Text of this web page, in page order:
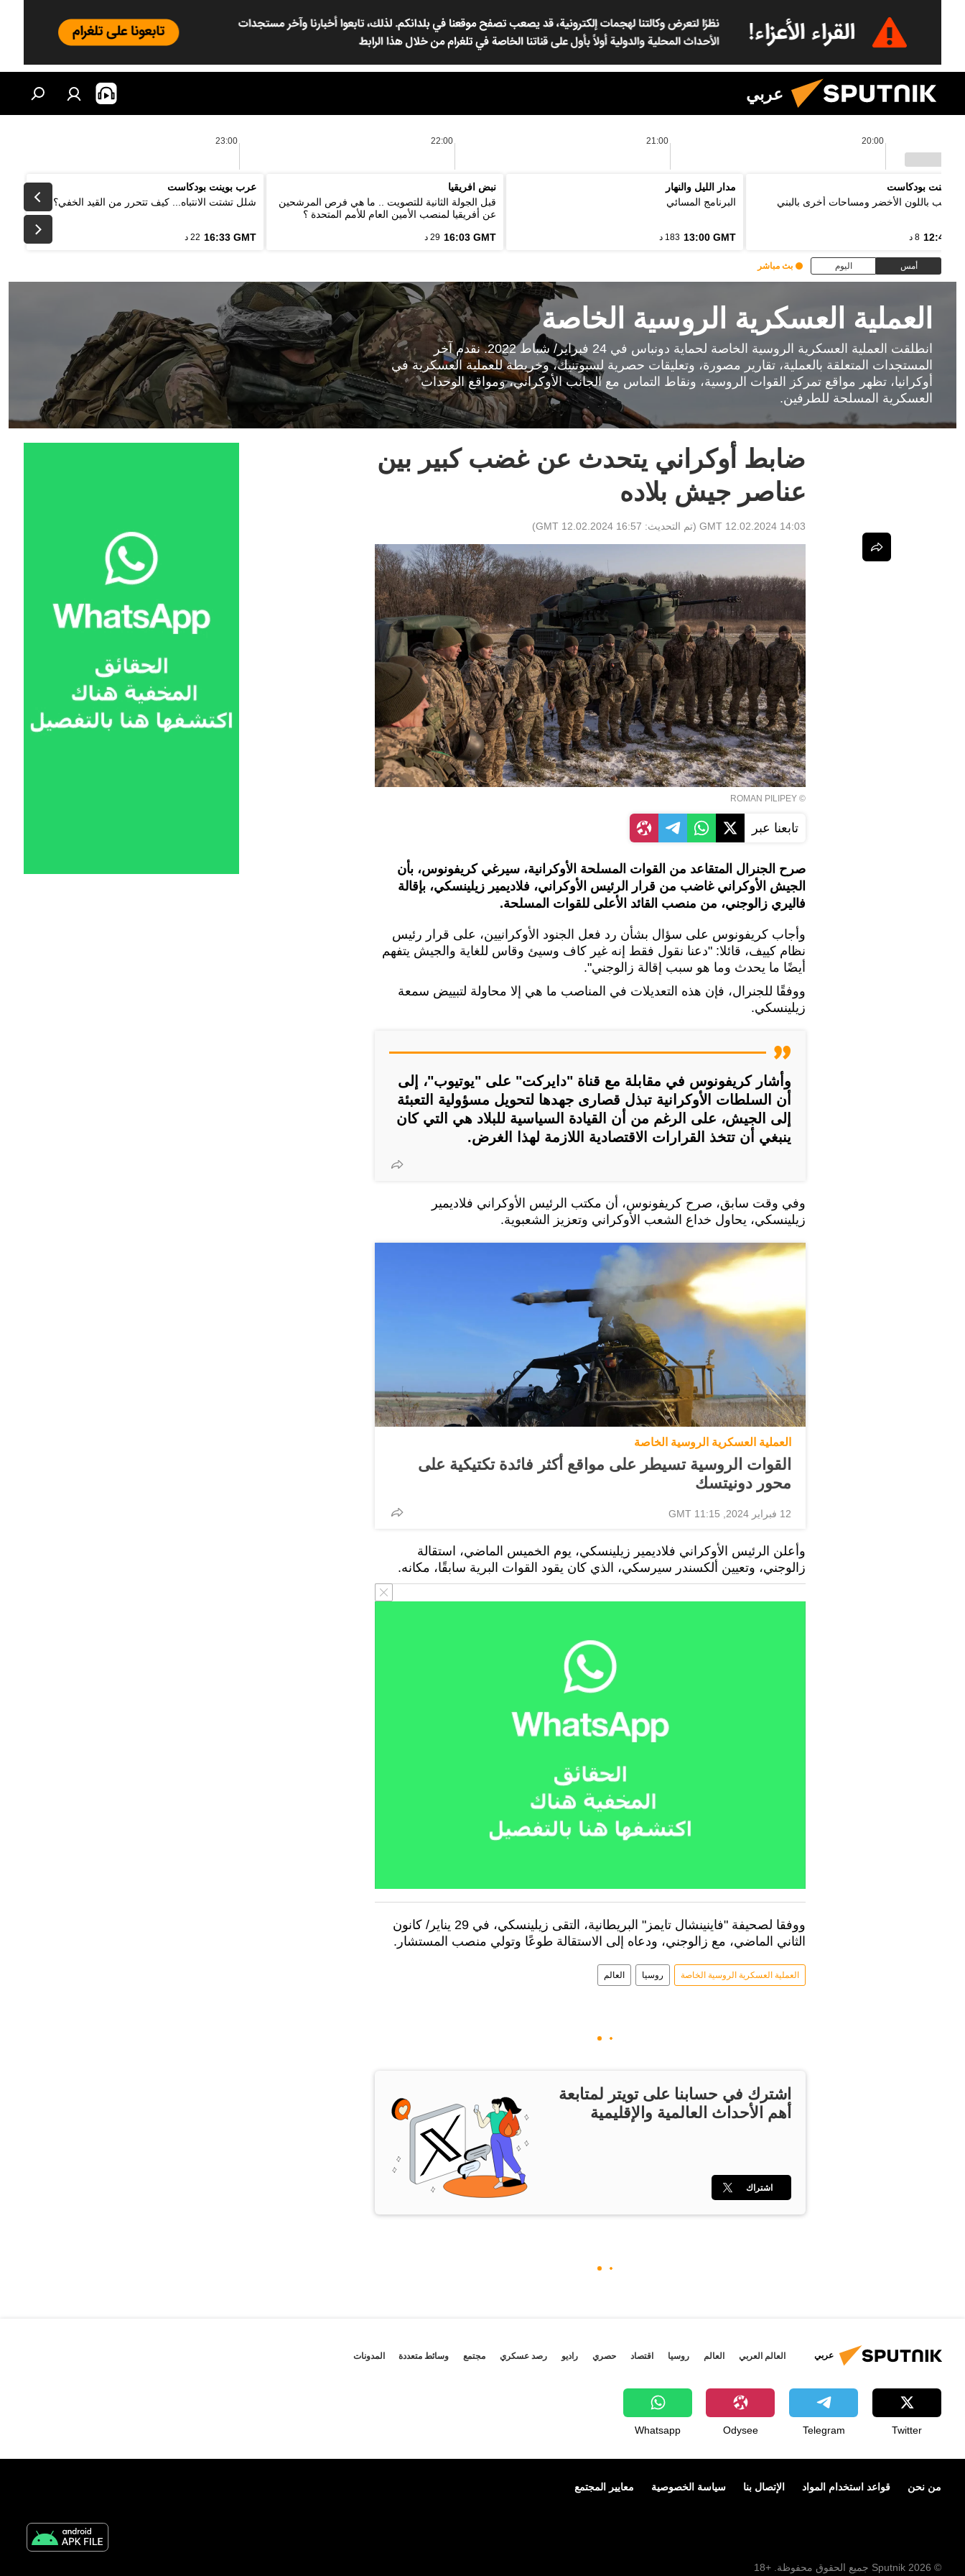
عربي
20:00
21:00
22:00
23:00
بوينت بودكاست
الألب باللون الأخضر ومساحات أخرى بالبني
12:48 8 د
مدار الليل والنهار
البرنامج المسائي
13:00 GMT 183 د
نبض افريقيا
قبل الجولة الثانية للتصويت .. ما هي فرص المرشحين
عن أفريقيا لمنصب الأمين العام للأمم المتحدة ؟
16:03 GMT 29 د
عرب بوينت بودكاست
شلل تشتت الانتباه... كيف تتحرر من القيد الخفي؟
16:33 GMT 22 د
أمس اليوم بث مباشر
العملية العسكرية الروسية الخاصة
انطلقت العملية العسكرية الروسية الخاصة لحماية دونباس في 24 فبراير/ شباط 2022. نقدم آخر
المستجدات المتعلقة بالعملية، تقارير مصورة، وتعليقات حصرية لسبوتنيك، وخريطة للعملية العسكرية في
أوكرانيا، تظهر مواقع تمركز القوات الروسية، ونقاط التماس مع الجانب الأوكراني، ومواقع الوحدات
العسكرية المسلحة للطرفين.
ضابط أوكراني يتحدث عن غضب كبير بين
عناصر جيش بلاده
14:03 GMT 12.02.2024 (تم التحديث: 16:57 GMT 12.02.2024
)
© ROMAN PILIPEY
تابعنا عبر
صرح الجنرال المتقاعد من القوات المسلحة الأوكرانية، سيرغي كريفونوس، بأن
الجيش الأوكراني غاضب من قرار الرئيس الأوكراني، فلاديمير زيلينسكي، بإقالة
فاليري زالوجني، من منصب القائد الأعلى للقوات المسلحة.
وأجاب كريفونوس على سؤال بشأن رد فعل الجنود الأوكرانيين، على قرار رئيس
نظام كييف، قائلا: "دعنا نقول فقط إنه غير كاف وسيئ وقاس للغاية والجيش يتفهم
أيضًا ما يحدث وما هو سبب إقالة زالوجني".
ووفقًا للجنرال، فإن هذه التعديلات في المناصب ما هي إلا محاولة لتبييض سمعة
زيلينسكي.
وأشار كريفونوس في مقابلة مع قناة "دايركت" على "يوتيوب"، إلى
أن السلطات الأوكرانية تبذل قصارى جهدها لتحويل مسؤولية التعبئة
إلى الجيش، على الرغم من أن القيادة السياسية للبلاد هي التي كان
ينبغي أن تتخذ القرارات الاقتصادية اللازمة لهذا الغرض.
وفي وقت سابق، صرح كريفونوس، أن مكتب الرئيس الأوكراني فلاديمير
زيلينسكي، يحاول خداع الشعب الأوكراني وتعزيز الشعبوية.
العملية العسكرية الروسية الخاصة
القوات الروسية تسيطر على مواقع أكثر فائدة تكتيكية على
محور دونيتسك
12 فبراير 2024, 11:15 GMT
وأعلن الرئيس الأوكراني فلاديمير زيلينسكي، يوم الخميس الماضي، استقالة
زالوجني، وتعيين ألكسندر سيرسكي، الذي كان يقود القوات البرية سابقًا، مكانه.
ووفقا لصحيفة "فاينينشال تايمز" البريطانية، التقى زيلينسكي، في 29 يناير/ كانون
الثاني الماضي، مع زالوجني، ودعاه إلى الاستقالة طوعًا وتولي منصب المستشار.
العملية العسكرية الروسية الخاصة روسيا العالم
اشترك في حسابنا على تويتر لمتابعة
أهم الأحداث العالمية والإقليمية
اشتراك
عربي العالم العربي العالم روسيا اقتصاد حصري راديو رصد عسكري مجتمع وسائط متعددة المدونات
Twitter
Telegram
Odysee
Whatsapp
من نحن قواعد استخدام المواد الإتصال بنا سياسة الخصوصية معايير المجتمع
© 2026 Sputnik جميع الحقوق محفوظة. +18